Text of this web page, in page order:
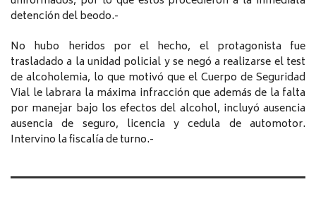
detención del beodo.-
No hubo heridos por el hecho, el protagonista fue
trasladado a la unidad policial y se negó a realizarse el test
de alcoholemia, lo que motivó que el Cuerpo de Seguridad
Vial le labrara la máxima infracción que además de la falta
por manejar bajo los efectos del alcohol, incluyó ausencia
ausencia de seguro, licencia y cedula de automotor.
Intervino la fiscalía de turno.-